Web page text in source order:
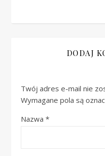
DODAJ
Twój adres e-mail nie
Wymagane pola są
Nazwa *